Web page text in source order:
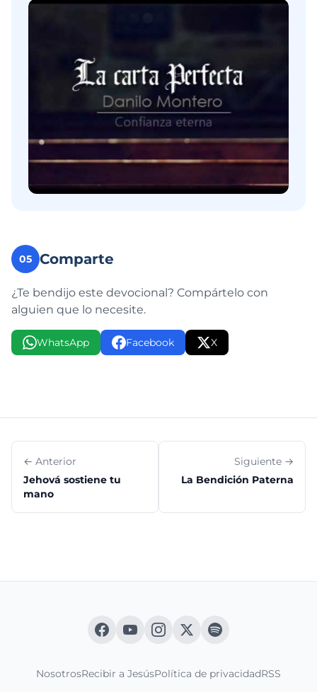
05 Comparte
¿Te bendijo este devocional? Compártelo con
alguien que lo necesite.
WhatsApp Facebook X
← Anterior
Jehová sostiene tu
mano
Siguiente →
La Bendición Paterna
NosotrosRecibir a JesúsPolítica de privacidadRSS